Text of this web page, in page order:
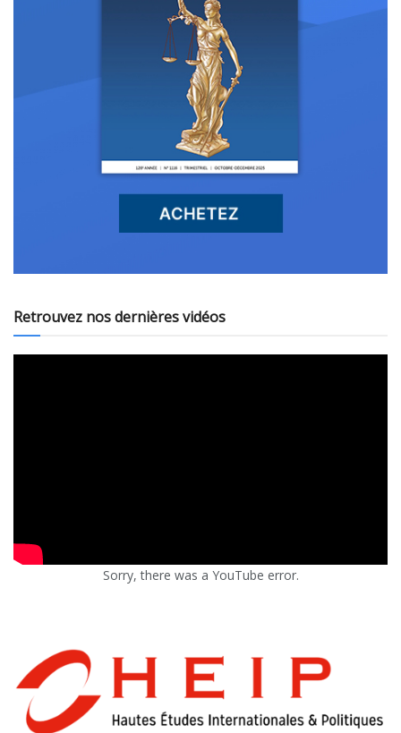
Retrouvez nos dernières vidéos
Sorry, there was a YouTube error.